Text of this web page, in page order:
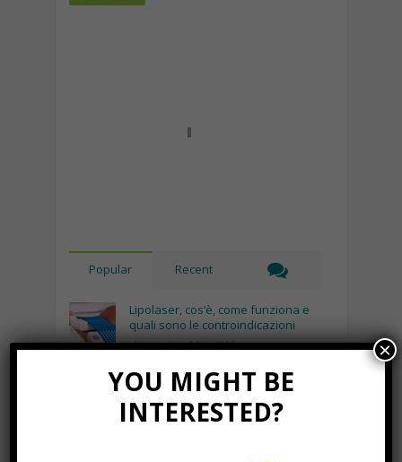
Popular Recent
Lipolaser, cos’è, come funziona e
quali sono le controindicazioni
Novembre 14th, 2018
Recinto per cani fai da te, cosa
serve e come costruirlo
Gennaio 8th, 2018
YOU MIGHT BE
INTERESTED?
×